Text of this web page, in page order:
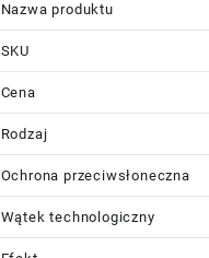
Nazwa produktu
SKU
Cena
Rodzaj
Ochrona przeciwsłoneczna
Wątek technologiczny